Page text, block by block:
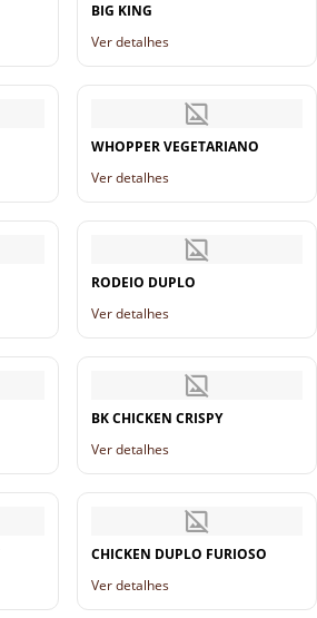
BIG KING
Ver detalhes
WHOPPER VEGETARIANO
Ver detalhes
RODEIO DUPLO
Ver detalhes
BK CHICKEN CRISPY
Ver detalhes
CHICKEN DUPLO FURIOSO
Ver detalhes